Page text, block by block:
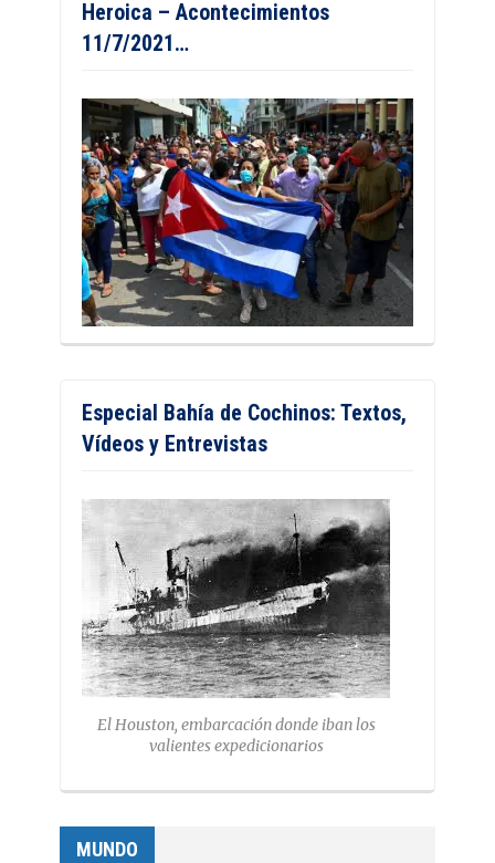
Heroica – Acontecimientos
11/7/2021…
Especial Bahía de Cochinos: Textos,
Vídeos y Entrevistas
El Houston, embarcación donde iban los
valientes expedicionarios
MUNDO